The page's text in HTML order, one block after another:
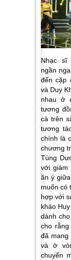
Nhạc sĩ
ngần
đến cặp
và Duy
nhau ở
tương
cả trên
tương
chính là
chương
Tùng
với giám
ăn ý
muốn có
hợp với
khảo
dành
cho
đã mang
và ở
chuyển